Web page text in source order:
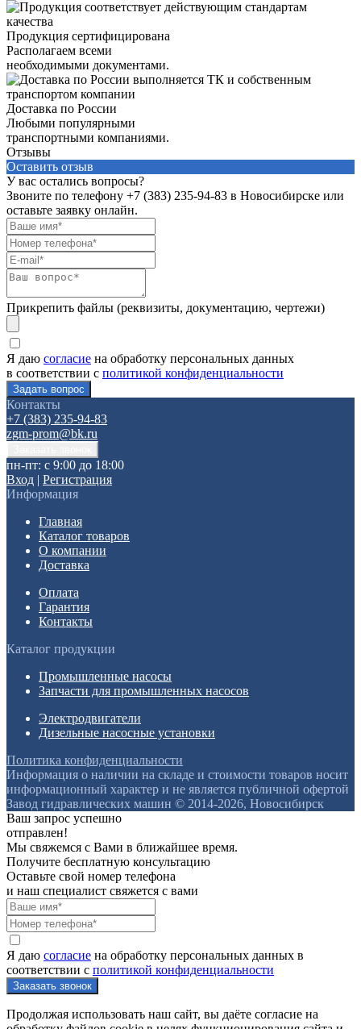
Продукция сертифицирована
Располагаем всеми
необходимыми документами.
Доставка по России
Любыми популярными
транспортными компаниями.
Отзывы
Оставить отзыв
У вас остались вопросы?
Звоните по телефону +7 (383) 235-94-83 в Новосибирске или
оставьте заявку онлайн.
Прикрепить файлы (реквизиты, документацию, чертежи)
Я даю согласие на обработку персональных данных
в соответствии с политикой конфиденциальности
Контакты
+7 (383) 235-94-83
zgm-prom@bk.ru
пн-пт: с 9:00 до 18:00
Вход | Регистрация
Информация
Главная
Каталог товаров
О компании
Доставка
Оплата
Гарантия
Контакты
Каталог продукции
Промышленные насосы
Запчасти для промышленных насосов
Электродвигатели
Дизельные насосные установки
Политика конфиденциальности
Информация о наличии на складе и стоимости товаров носит
информационный характер и не является публичной офертой
Завод гидравлических машин © 2014-2026, Новосибирск
Ваш запрос успешно
отправлен!
Мы свяжемся с Вами в ближайшее время.
Получите бесплатную консультацию
Оставьте свой номер телефона
и наш специалист свяжется с вами
Я даю согласие на обработку персональных данных в
соответствии с политикой конфиденциальности
Продолжая использовать наш сайт, вы даёте согласие на